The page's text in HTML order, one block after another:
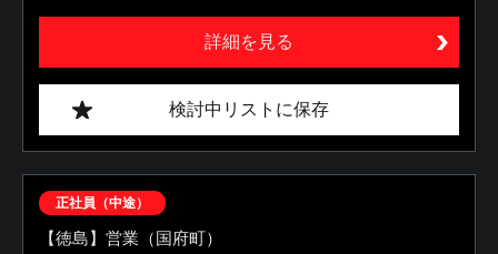
詳細を見る
検討中リストに保存
正社員（中途）
【徳島】営業（国府町）